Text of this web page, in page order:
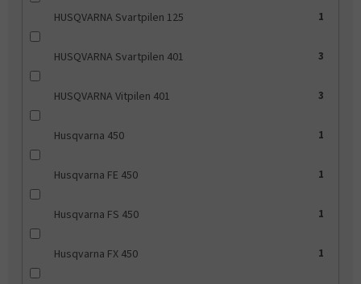
HUSQVARNA Svartpilen 125 1
HUSQVARNA Svartpilen 401 3
HUSQVARNA Vitpilen 401 3
Husqvarna 450 1
Husqvarna FE 450 1
Husqvarna FS 450 1
Husqvarna FX 450 1